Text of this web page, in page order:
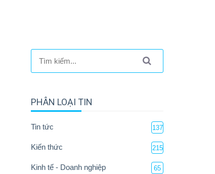
PHÂN LOẠI TIN
Tin tức 137
Kiến thức 215
Kinh tế - Doanh nghiệp 65